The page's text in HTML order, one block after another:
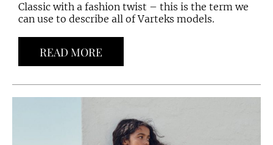
Classic with a fashion twist – this is the term we
can use to describe all of Varteks models.
READ MORE